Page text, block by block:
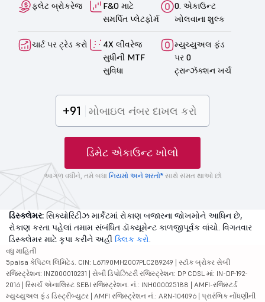
ફ્લેટ બ્રોકરેજ
F&O માટે
સમર્પિત પ્લેટફોર્મ
0. એકાઉન્ટ
ખોલવાના શુલ્ક
ચાર્ટ પર ટ્રેડ કરો
4X લીવરેજ
સુધીની MTF
સુવિધા
મ્યુચ્યુઅલ ફંડ
પર 0
ટ્રાન્ઝૅક્શન ખર્ચ
+91
ડિમેટ એકાઉન્ટ ખોલો
આગળ વધીને, તમે બધા નિયમો અને શરતો*સાથે સંમત થાઓ છો
ડિસ્ક્લેમર: સિક્યોરિટીઝ માર્કેટમાં રોકાણ બજારના જોખમોને આધિન છે,
રોકાણ કરતા પહેલાં તમામ સંબંધિત ડૉક્યૂમેન્ટ કાળજીપૂર્વક વાંચો. વિગતવાર
ડિસ્ક્લેમર માટે કૃપા કરીને અહીં ક્લિક કરો.
વધુ માહિતી
5paisa કેપિટલ લિમિટેડ. CIN: L67190MH2007PLC289249 | સ્ટૉક બ્રોકર સેબી
રજિસ્ટ્રેશન: INZ000010231 | સેબી ડિપોઝિટરી રજિસ્ટ્રેશન: DP CDSL માં: IN-DP-192-
2016 | રિસર્ચ એનાલિસ્ટ SEBI રજિસ્ટ્રેશન. નં.: INH000025188 | AMFI-રજિસ્ટર્ડ
મ્યુચ્યુઅલ ફંડ ડિસ્ટ્રીબ્યુટર | AMFI રજિસ્ટ્રેશન નં.: ARN-104096 | પ્રારંભિક નોંધણીની